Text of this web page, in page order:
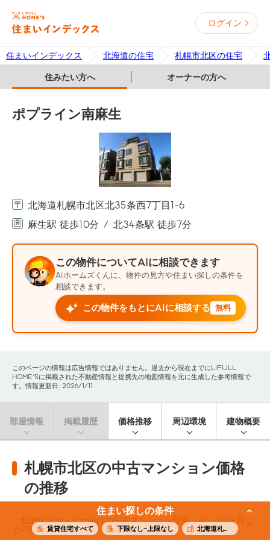
ログイン
住まいインデックス 北海道の住宅 札幌市北区の住宅
住みたい方へ オーナーの方へ
住まい探しの条件
賃貸住宅すべて 下限なし~上限なし 北海道札幌市北区
ポプライン南麻生
北海道札幌市北区北35条西7丁目1-6
麻生駅 徒歩10分
北34条駅 徒歩7分
この物件についてAIに相談できます
AIホームズくんに、物件の見方や住まい探しの条件を
相談できます。
この物件をもとにAIに相談する 無料
このページの情報は広告情報ではありません。過去から現在までにLIFULL
HOME'Sに掲載された不動産情報と提携先の地図情報を元に生成した参考情報で
す。情報更新日: 2026/1/11
部屋情報 掲載履歴 価格推移 周辺環境 建物概要
札幌市北区の中古マンション価格
の推移
一般的なファミリー向けの中古マンション価格（※）の3ヶ月ご
との推移です。